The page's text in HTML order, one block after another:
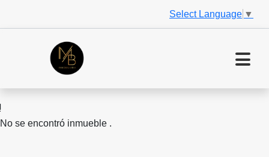
Select Language ▼
No se encontró inmueble .